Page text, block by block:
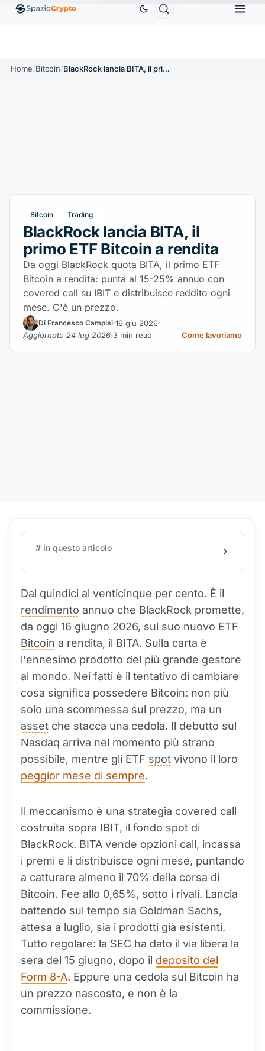
EthereumETH1.880,58 USD TetherUSDT ↑0.00%
Home/Bitcoin/ BlackRock lancia BITA, il primo ETF Bitcoin a rendita
Bitcoin Trading
BlackRock lancia BITA, il
primo ETF Bitcoin a rendita
Da oggi BlackRock quota BITA, il primo ETF
Bitcoin a rendita: punta al 15-25% annuo con
covered call su IBIT e distribuisce reddito ogni
mese. C'è un prezzo.
Di Francesco Campisi 16 giu 2026
Aggiornato 24 lug 2026 3 min read Come lavoriamo
# In questo articolo
Dal quindici al venticinque per cento. È il
rendimento annuo che BlackRock promette,
da oggi 16 giugno 2026, sul suo nuovo ETF
Bitcoin a rendita, il BITA. Sulla carta è
l'ennesimo prodotto del più grande gestore
al mondo. Nei fatti è il tentativo di cambiare
cosa significa possedere Bitcoin: non più
solo una scommessa sul prezzo, ma un
asset che stacca una cedola. Il debutto sul
Nasdaq arriva nel momento più strano
possibile, mentre gli ETF spot vivono il loro
peggior mese di sempre.
Il meccanismo è una strategia covered call
costruita sopra IBIT, il fondo spot di
BlackRock. BITA vende opzioni call, incassa
i premi e li distribuisce ogni mese, puntando
a catturare almeno il 70% della corsa di
Bitcoin. Fee allo 0,65%, sotto i rivali. Lancia
battendo sul tempo sia Goldman Sachs,
attesa a luglio, sia i prodotti già esistenti.
Tutto regolare: la SEC ha dato il via libera la
sera del 15 giugno, dopo il deposito del
Form 8-A. Eppure una cedola sul Bitcoin ha
un prezzo nascosto, e non è la
commissione.